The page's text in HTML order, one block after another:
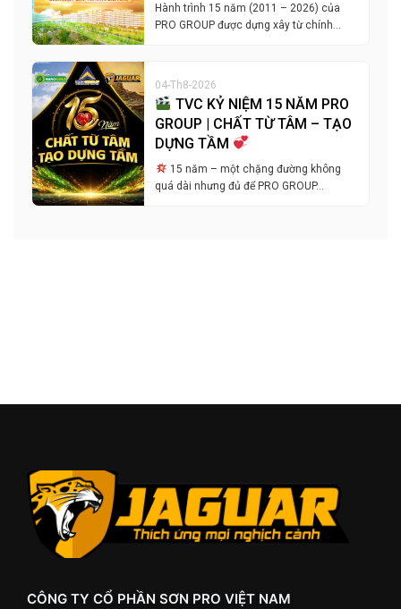
Hành trình 15 năm (2011 – 2026) của
PRO GROUP được dựng xây từ chính…
04-Th8-2026
TVC KỶ NIỆM 15 NĂM PRO
GROUP | CHẤT TỪ TÂM – TẠO
DỰNG TẦM
15 năm – một chặng đường không
quá dài nhưng đủ để PRO GROUP…
CÔNG TY CỔ PHẦN SƠN PRO VIỆT NAM